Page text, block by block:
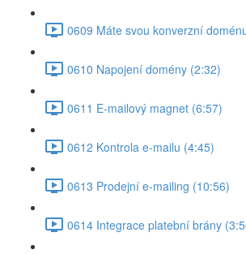
0609 Máte svou konverzní
0610 Napojení domény (2:32)
0611 E-mailový magnet (6:57)
0612 Kontrola e-mailu (4:45)
0613 Prodejní e-mailing (10:56)
0614 Integrace platební brány